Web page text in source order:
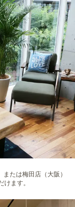
たは梅田店（大阪）
ます。